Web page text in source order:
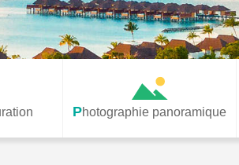
Photographie panoramique